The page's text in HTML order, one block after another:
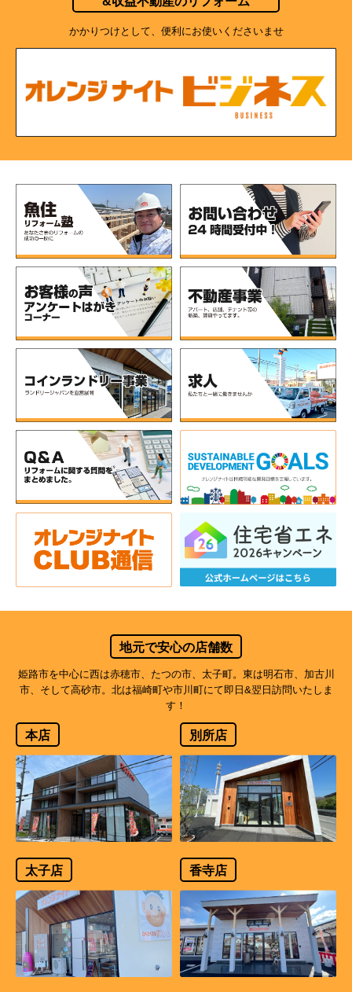
かかりつけとして、便利にお使いくださいませ
地元で安心の店舗数
姫路市を中心に西は赤穂市、たつの市、太子町。東は明石市、加古川
市、そして高砂市。北は福崎町や市川町にて即日&翌日訪問いたしま
す！
本店 別所店
太子店 香寺店